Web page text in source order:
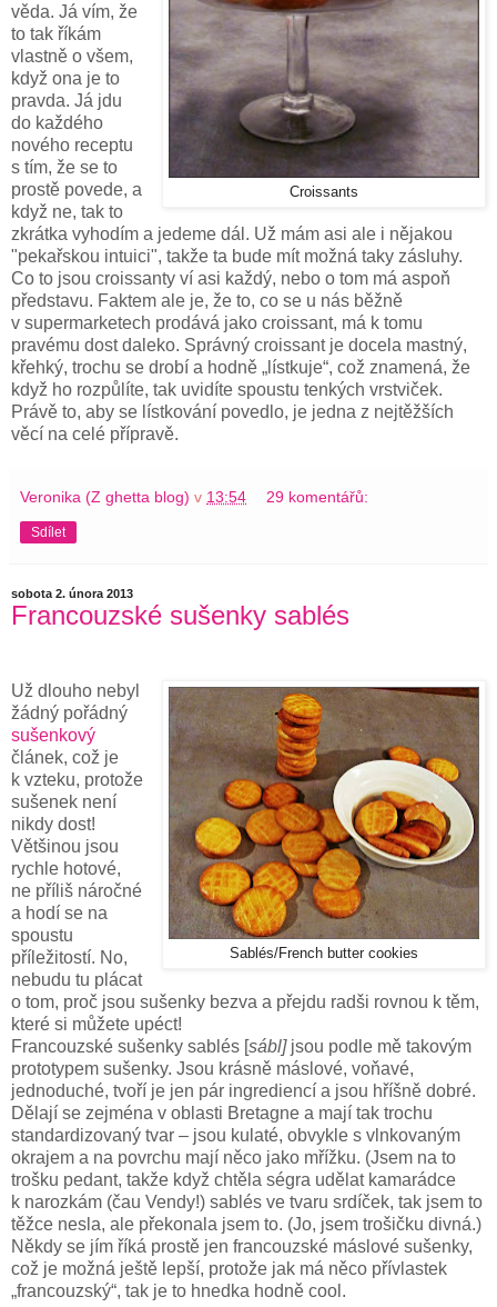
Croissants
věda. Já vím, že
to tak říkám
vlastně o všem,
když ona je to
pravda. Já jdu
do každého
nového receptu
s tím, že se to
prostě povede, a
když ne, tak to
zkrátka vyhodím a jedeme dál. Už mám asi ale i nějakou
"pekařskou intuici", takže ta bude mít možná taky zásluhy.
Co to jsou croissanty ví asi každý, nebo o tom má aspoň
představu. Faktem ale je, že to, co se u nás běžně
v supermarketech prodává jako croissant, má k tomu
pravému dost daleko. Správný croissant je docela mastný,
křehký, trochu se drobí a hodně „lístkuje“, což znamená, že
když ho rozpůlíte, tak uvidíte spoustu tenkých vrstviček.
Právě to, aby se lístkování povedlo, je jedna z nejtěžších
věcí na celé přípravě.
Veronika (Z ghetta blog) v 13:54 29 komentářů:
Sdílet
sobota 2. února 2013
Francouzské sušenky sablés
Sablés/French butter cookies
Už dlouho nebyl
žádný pořádný
sušenkový
článek, což je
k vzteku, protože
sušenek není
nikdy dost!
Většinou jsou
rychle hotové,
ne příliš náročné
a hodí se na
spoustu
příležitostí. No,
nebudu tu plácat
o tom, proč jsou sušenky bezva a přejdu radši rovnou k těm,
které si můžete upéct!
Francouzské sušenky sablés [sábl]jsou podle mě takovým
prototypem sušenky. Jsou krásně máslové, voňavé,
jednoduché, tvoří je jen pár ingrediencí a jsou hříšně dobré.
Dělají se zejména v oblasti Bretagne a mají tak trochu
standardizovaný tvar – jsou kulaté, obvykle s vlnkovaným
okrajem a na povrchu mají něco jako mřížku. (Jsem na to
trošku pedant, takže když chtěla ségra udělat kamarádce
k narozkám (čau Vendy!) sablés ve tvaru srdíček, tak jsem to
těžce nesla, ale překonala jsem to. (Jo, jsem trošičku divná.)
Někdy se jím říká prostě jen francouzské máslové sušenky,
což je možná ještě lepší, protože jak má něco přívlastek
„francouzský“, tak je to hnedka hodně cool.